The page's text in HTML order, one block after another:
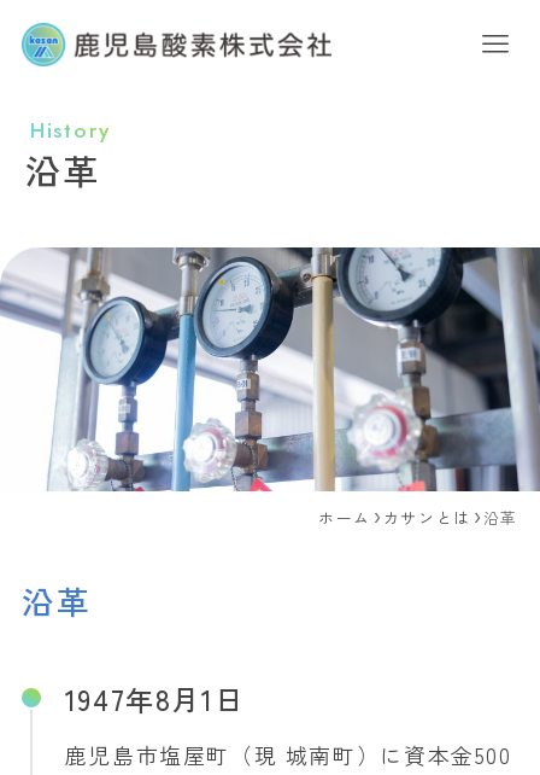
沿革
History
ホーム カサンとは 沿革
沿革
1947年8月1日
鹿児島市塩屋町（現 城南町）に資本金500